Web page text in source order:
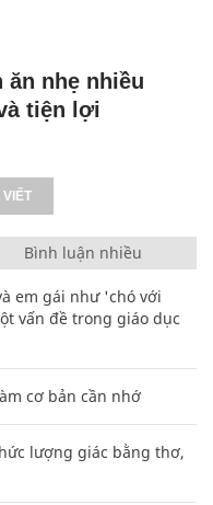
ăn nhẹ nhiều
tiện lợi
VIẾT
Bình luận nhiều
em gái như 'chó với
vấn đề trong giáo dục
cơ bản cần nhớ
lượng giác bằng thơ,